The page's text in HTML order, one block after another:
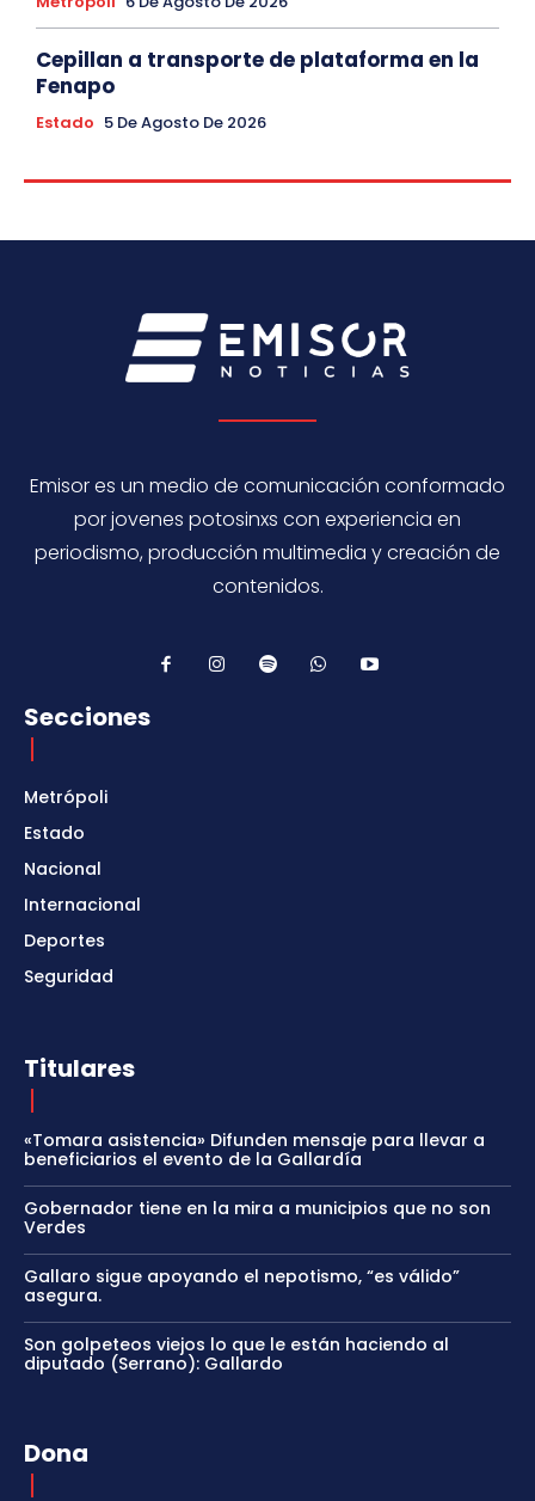
Cepillan a transporte de plataforma en la
Fenapo
Estado 5 De Agosto De 2026
Emisor es un medio de comunicación conformado
por jovenes potosinxs con experiencia en
periodismo, producción multimedia y creación de
contenidos.
Secciones
Metrópoli
Estado
Nacional
Internacional
Deportes
Seguridad
Titulares
«Tomara asistencia» Difunden mensaje para llevar a
beneficiarios el evento de la Gallardía
Gobernador tiene en la mira a municipios que no son
Verdes
Gallaro sigue apoyando el nepotismo, “es válido”
asegura.
Son golpeteos viejos lo que le están haciendo al
diputado (Serrano): Gallardo
Dona